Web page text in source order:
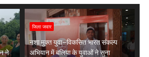
ने
जिला जवार
नशा मुक्त युवा–विकसित भारत संकल्प
अभियान में बलिया के युवाओं ने सुना